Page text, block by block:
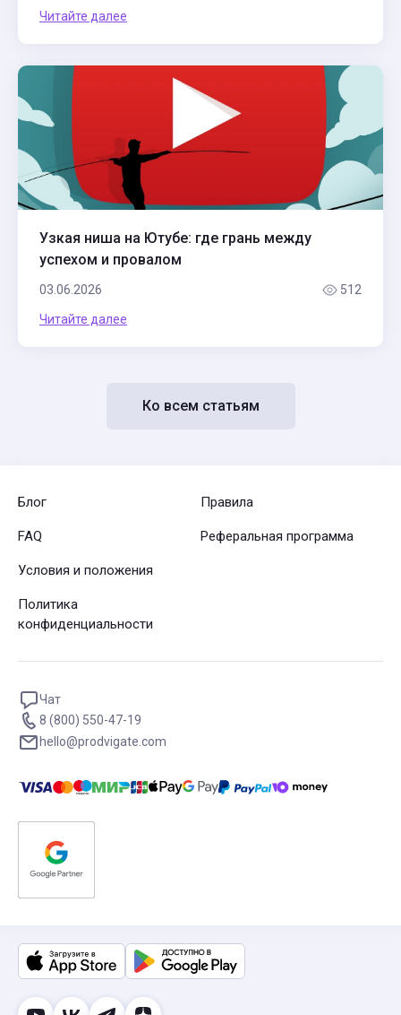
Читайте далее
Узкая ниша на Ютубе: где грань между
успехом и провалом
03.06.2026 512
Читайте далее
Ко всем статьям
Блог
FAQ
Правила
Реферальная программа
Условия и положения
Политика
конфиденциальности
Чат
8 (800) 550-47-19
hello@prodvigate.com